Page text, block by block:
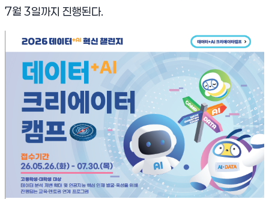
7월 3일까지 진행된다.